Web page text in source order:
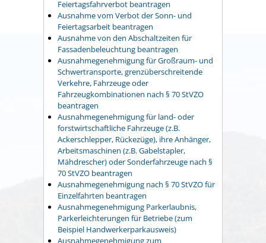
Feiertagsfahrverbot beantragen
Ausnahme vom Verbot der Sonn- und
Feiertagsarbeit beantragen
Ausnahme von den Abschaltzeiten für
Fassadenbeleuchtung beantragen
Ausnahmegenehmigung für Großraum- und
Schwertransporte, grenzüberschreitende
Verkehre, Fahrzeuge oder
Fahrzeugkombinationen nach § 70 StVZO
beantragen
Ausnahmegenehmigung für land- oder
forstwirtschaftliche Fahrzeuge (z.B.
Ackerschlepper, Rückezüge), ihre Anhänger,
Arbeitsmaschinen (z.B. Gabelstapler,
Mähdrescher) oder Sonderfahrzeuge nach §
70 StVZO beantragen
Ausnahmegenehmigung nach § 70 StVZO für
Einzelfahrten beantragen
Ausnahmegenehmigung Parkerlaubnis,
Parkerleichterungen für Betriebe (zum
Beispiel Handwerkerparkausweis)
Ausnahmegenehmigung zum